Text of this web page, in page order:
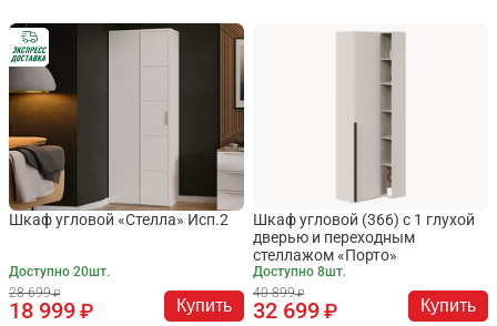
Шкаф угловой «Стелла» Исп.2
Доступно 20шт.
28 699
18 999 Купить
Шкаф угловой (366) с 1 глухой
дверью и переходным
стеллажом «Порто»
Доступно 8шт.
40 899
32 699 Купить